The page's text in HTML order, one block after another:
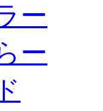
ー
ー